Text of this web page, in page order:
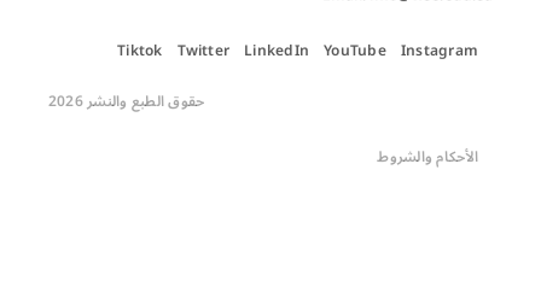
Instagram
YouTube
LinkedIn
Twitter
Tiktok
حقوق الطبع والنشر 2026
الأحكام والشروط